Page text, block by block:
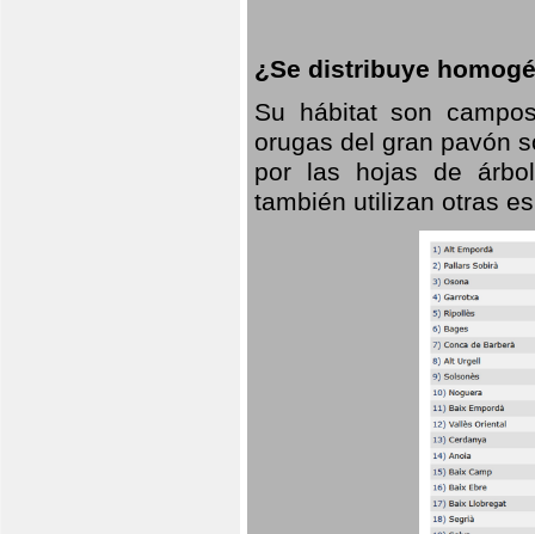
¿Se distribuye
Su hábitat son
orugas del gran pavón
por las hojas de
también utilizan otras